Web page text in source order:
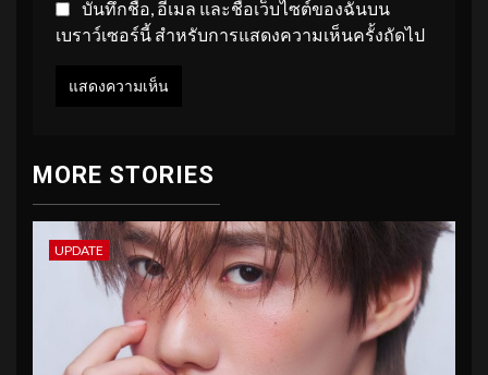
บันทึกชื่อ, อีเมล และชื่อเว็บไซต์ของฉันบน
เบราว์เซอร์นี้ สำหรับการแสดงความเห็นครั้งถัดไป
MORE STORIES
UPDATE